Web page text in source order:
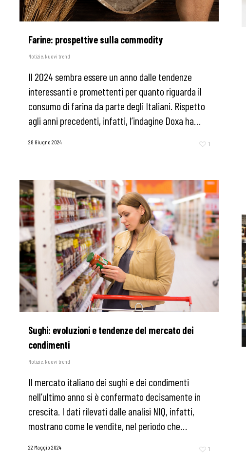
Farine: prospettive sulla commodity
Notizie, Nuovi trend
Il 2024 sembra essere un anno dalle tendenze
interessanti e promettenti per quanto riguarda il
consumo di farina da parte degli Italiani. Rispetto
agli anni precedenti, infatti, l’indagine Doxa ha…
28 Giugno 2024 1
Sughi: evoluzioni e tendenze del mercato dei
condimenti
Notizie, Nuovi trend
Il mercato italiano dei sughi e dei condimenti
nell’ultimo anno si è confermato decisamente in
crescita. I dati rilevati dalle analisi NIQ, infatti,
mostrano come le vendite, nel periodo che…
22 Maggio 2024 1